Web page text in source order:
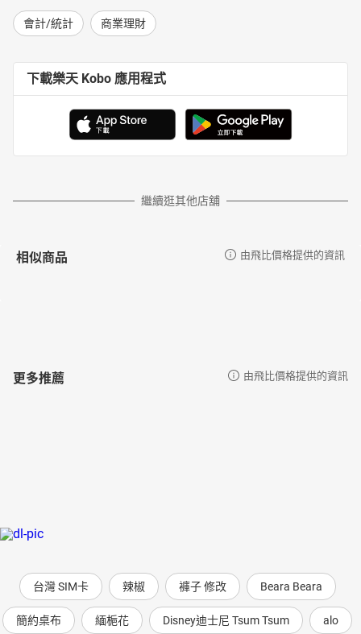
售業績，
甚至傳染病大約幾月幾日達到高峰、企業該替員工準備多少快篩
醫院該準備多少病床、「超額死亡數」與疫情發展態勢，
**、了解原因與預見未來，最快與最好的方法，就是根據
會計/統計 商業理財
下載樂天 Kobo 應用程式
繼續逛其他店舖
相似商品 由飛比價格提供的資訊
更多推薦 由飛比價格提供的資訊
台灣 SIM卡 辣椒 褲子 修改 Beara Beara
簡約桌布 緬梔花 Disney迪士尼 Tsum Tsum alo